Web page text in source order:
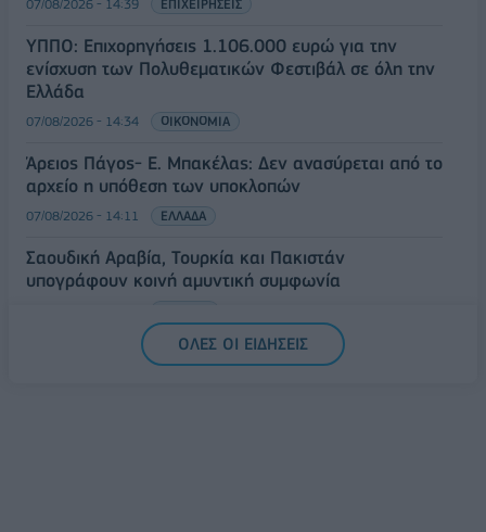
07/08/2026 - 14:39 ΕΠΙΧΕΙΡΗΣΕΙΣ
ΥΠΠΟ: Επιχορηγήσεις 1.106.000 ευρώ για την
ενίσχυση των Πολυθεματικών Φεστιβάλ σε όλη την
Ελλάδα
07/08/2026 - 14:34 ΟΙΚΟΝΟΜΙΑ
Άρειος Πάγος- Ε. Μπακέλας: Δεν ανασύρεται από το
αρχείο η υπόθεση των υποκλοπών
07/08/2026 - 14:11 ΕΛΛΑΔΑ
Σαουδική Αραβία, Τουρκία και Πακιστάν
υπογράφουν κοινή αμυντική συμφωνία
ΟΛΕΣ ΟΙ ΕΙΔΗΣΕΙΣ